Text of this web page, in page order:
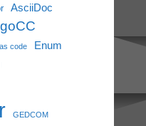
AsciiDoc
code Enum
GEDCOM